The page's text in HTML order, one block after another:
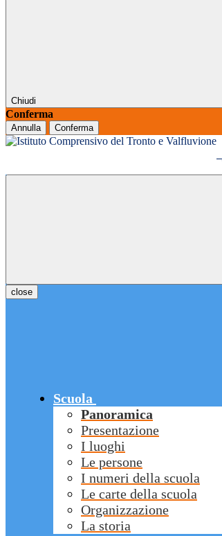
Chiudi
Conferma
Annulla Conferma
close
Scuola
Panoramica
Presentazione
I luoghi
Le persone
I numeri della scuola
Le carte della scuola
Organizzazione
La storia